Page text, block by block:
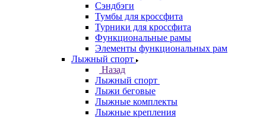
Сэндбэги
Тумбы для кроссфита
Турники для кроссфита
Функциональные рамы
Элементы функциональных рам
Лыжный спорт
Назад
Лыжный спорт
Лыжи беговые
Лыжные комплекты
Лыжные крепления